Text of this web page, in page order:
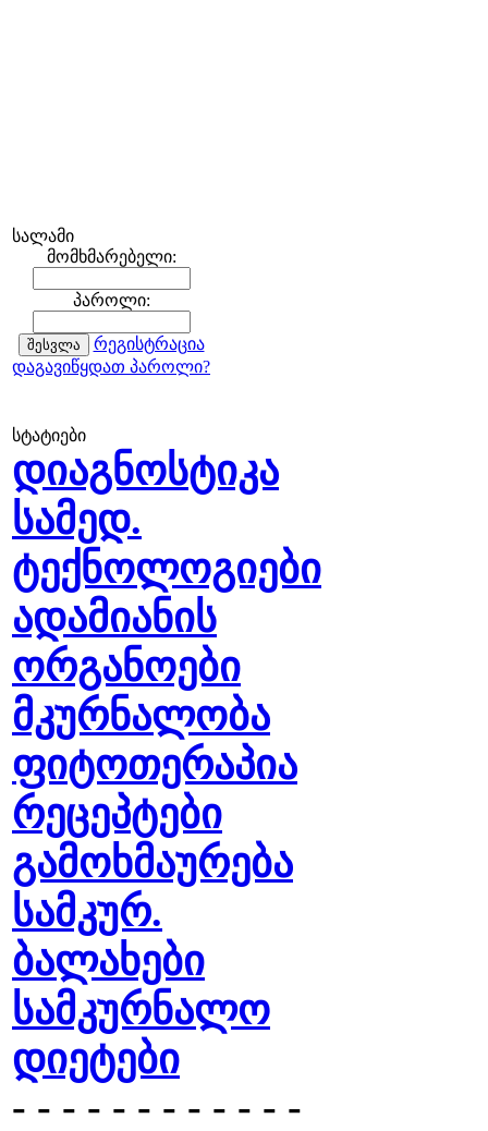
სალამი
მომხმარებელი:
პაროლი:
რეგისტრაცია
დაგავიწყდათ პაროლი?
სტატიები
დიაგნოსტიკა
სამედ.
ტექნოლოგიები
ადამიანის
ორგანოები
მკურნალობა
ფიტოთერაპია
რეცეპტები
გამოხმაურება
სამკურ.
ბალახები
სამკურნალო
დიეტები
- - - - - - - - - - - -